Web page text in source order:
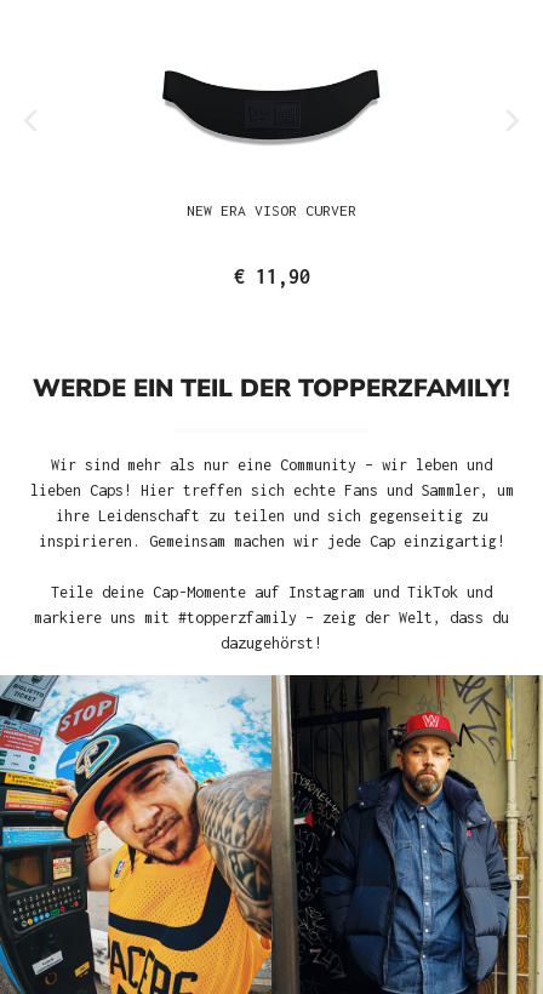
NEW ERA VISOR CURVER
€ 11,90
WERDE EIN TEIL DER TOPPERZFAMILY!
Wir sind mehr als nur eine Community – wir leben und
lieben Caps! Hier treffen sich echte Fans und Sammler, um
ihre Leidenschaft zu teilen und sich gegenseitig zu
inspirieren. Gemeinsam machen wir jede Cap einzigartig!
Teile deine Cap-Momente auf Instagram und TikTok und
markiere uns mit #topperzfamily – zeig der Welt, dass du
dazugehörst!